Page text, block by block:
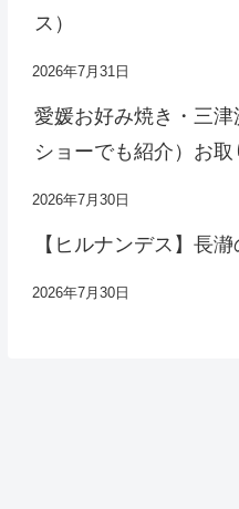
ス）
2026年7月31日
愛媛お好み焼き・三
ショーでも紹介）お取
2026年7月30日
【ヒルナンデス】長
2026年7月30日